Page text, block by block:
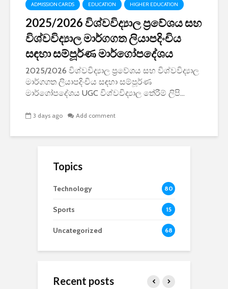
ADMISSION CARDS EDUCATION HIGHER EDUCATION
2025/2026 විශ්වවිද්‍යාල ප්‍රවේශය සහ
විශ්වවිද්‍යාල මාර්ගගත ලියාපදිංචිය
සඳහා සම්පූර්ණ මාර්ගෝපදේශය
2025/2026 විශ්වවිද්‍යාල ප්‍රවේශය සහ විශ්වවිද්‍යාල
මාර්ගගත ලියාපදිංචිය සඳහා සම්පූර්ණ
මාර්ගෝපදේශය UGC විශ්වවිද්‍යාල තේරීම් ලිපි...
3 days ago Add comment
Topics
Technology 80
Sports 15
Uncategorized 68
Recent posts